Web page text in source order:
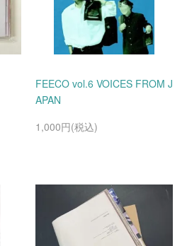
FEECO vol.6 VOICES FROM J
APAN
1,000円(税込)